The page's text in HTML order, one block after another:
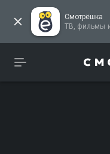
Смотрёшка